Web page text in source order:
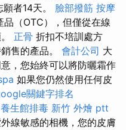
者14天。 臉部撥筋 按摩
（OTC），但僅從在線
正骨 折扣不培訓處方
售的產品。 會計公司 大
，您始終可以將防曬霜作
如果您仍然使用任何皮
關鍵字排名
生館排毒 新竹 外燴 ptt
線敏感的相機，您的皮膚